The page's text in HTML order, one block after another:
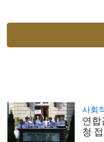
사회
연합
청